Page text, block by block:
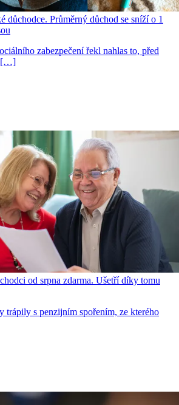
důchodce. Průměrný důchod se sníží o 1
zabezpečení řekl nahlas to, před
[…]
od srpna zdarma. Ušetří díky tomu
trápily s penzijním spořením, ze kterého